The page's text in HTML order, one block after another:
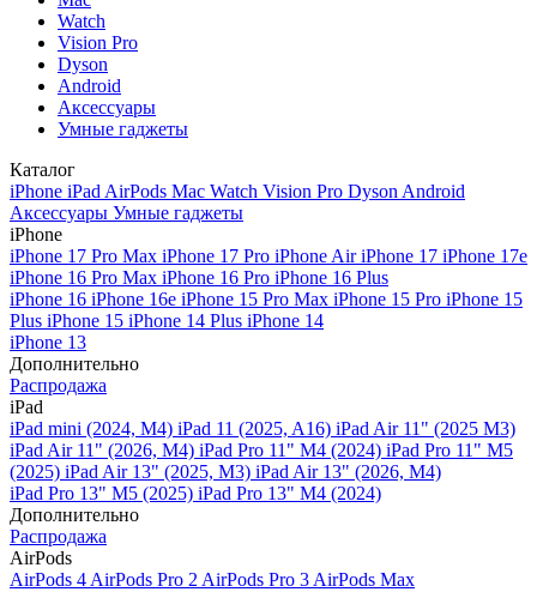
Watch
Vision Pro
Dyson
Android
Аксессуары
Умные гаджеты
Каталог
iPhone iPad AirPods Mac Watch Vision Pro Dyson Android
Аксессуары Умные гаджеты
iPhone
iPhone 17 Pro Max iPhone 17 Pro iPhone AiriPhone 17 iPhone 17e
iPhone 16 Pro Max iPhone 16 Pro iPhone 16 Plus
iPhone 16 iPhone 16e iPhone 15 Pro Max iPhone 15 Pro iPhone 15
Plus iPhone 15 iPhone 14 Plus iPhone 14
iPhone 13
Дополнительно
Распродажа
iPad
iPad mini (2024, M4) iPad 11 (2025, A16) iPad Air 11" (2025 M3)
iPad Air 11" (2026, M4) iPad Pro 11" M4 (2024) iPad Pro 11" M5
(2025) iPad Air 13" (2025, M3) iPad Air 13" (2026, M4)
iPad Pro 13" M5 (2025) iPad Pro 13" M4 (2024)
Дополнительно
Распродажа
AirPods
AirPods 4 AirPods Pro 2 AirPods Pro 3 AirPods Max